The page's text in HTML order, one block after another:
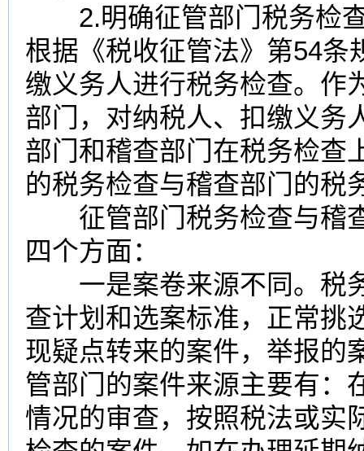
2.明确征管部门税务检查
根据《税收征管法》第54条
缴义务人进行税务检查。作
部门，对纳税人、扣缴义务
部门和稽查部门在税务检查
的税务检查与稽查部门的税
征管部门税务检查与稽
四个方面：
一是案卷来源不同。税
查计划和选案标准，正常挑
现疑点转来的案件，举报的
管部门的案件来源主要有：
情况的审查，按照税法或实